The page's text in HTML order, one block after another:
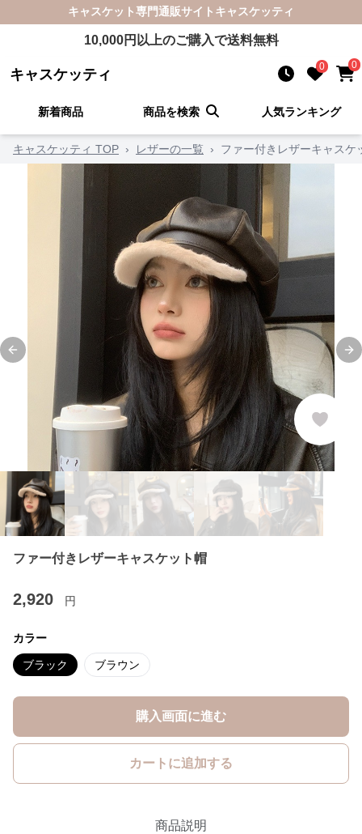
キャスケット専門通販サイト キャスケッティ
10,000円以上のご購入で送料無料
キャスケッティ 0 0
新着商品 商品を検索 人気ランキング
キャスケッティ TOP › レザーの一覧 › ファー付きレザーキャスケ
Previous slide
ファー付きレザーキャスケット帽
2,920 円
カラー
ブラック ブラウン
購入画面に進む
カートに追加する
商品説明